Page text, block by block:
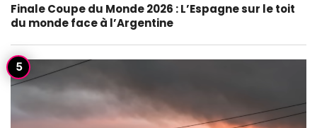
Finale Coupe du Monde 2026 : L’Espagne sur le toit
du monde face à l’Argentine